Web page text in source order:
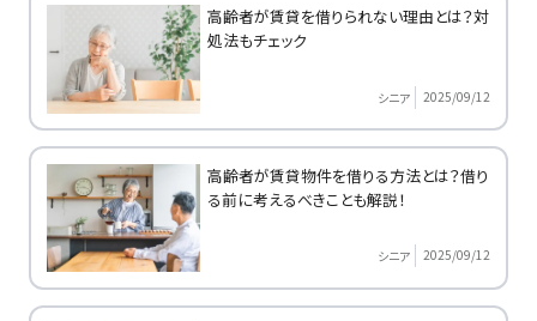
高齢者が賃貸を借りられない理由とは？対
処法もチェック
シニア 2025/09/12
高齢者が賃貸物件を借りる方法とは？借り
る前に考えるべきことも解説！
シニア 2025/09/12